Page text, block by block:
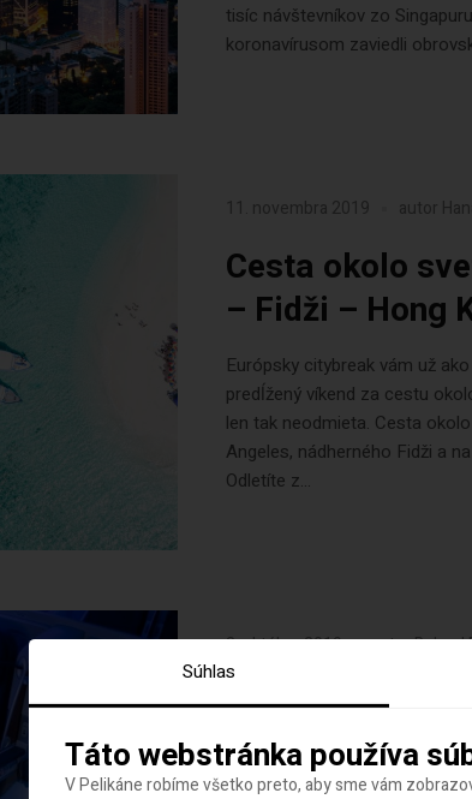
tisíc návštevníkov zo
koronavírusom zaviedli
11. novembra 2019 autor
Cesta okolo
– Fidži – Hong
Európsky citybreak vám už
predĺžený víkend za cestu
len tak neodmieta. Cesta
Angeles, nádherného Fidži a
Odletíte z...
3. októbra 2019 autorRoland
-50%
luxusne od
Súhlas
Táto webstránka používa
V Pelikáne robíme všetko preto, aby sme vám